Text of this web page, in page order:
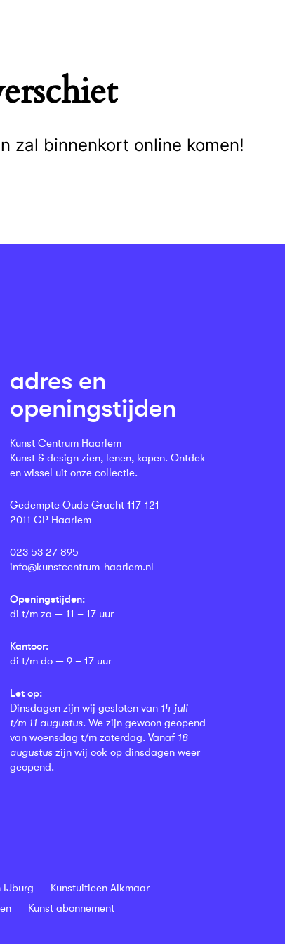
zal binnenkort online komen!
adres en
openingstijden
Kunst Centrum Haarlem
Kunst & design zien, lenen, kopen. Ontdek
en wissel uit onze collectie.
Gedempte Oude Gracht 117-121
2011 GP Haarlem
023 53 27 895
info@kunstcentrum-haarlem.nl
Openingstijden:
di t/m za — 11 – 17 uur
Kantoor:
di t/m do — 9 – 17 uur
Let op:
Dinsdagen zijn wij gesloten van 14 juli
t/m 11 augustus. We zijn gewoon geopend
van woensdag t/m zaterdag. Vanaf 18
augustus zijn wij ook op dinsdagen weer
geopend.
IJburg
Kunstuitleen Alkmaar
Kunst abonnement